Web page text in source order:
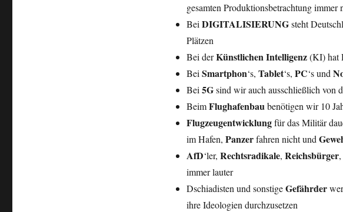
gesamten Produktionsbetrachtung
Bei DIGITALISIERUNGsteht
Plätzen
Bei derKünstlichen Intelligenz(KI) hat
Bei Smartphon‘s, Tablet‘s, PC‘s und
Bei 5Gsind wir auch ausschließlich von
BeimFlughafenbaubenötigen wir 10
Flugzeugentwicklungfür das Militär
im Hafen, Panzerfahren nicht und
AfD‘ler, Rechtsradikale, Reichsbürger,
immer lauter
Dschiadisten und sonstigeGefährder
ihre Ideologien durchzusetzen
Schwellenland